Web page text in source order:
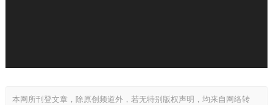
本网所刊登文章，除原创频道外，若无特别版权声明，均来自网络转